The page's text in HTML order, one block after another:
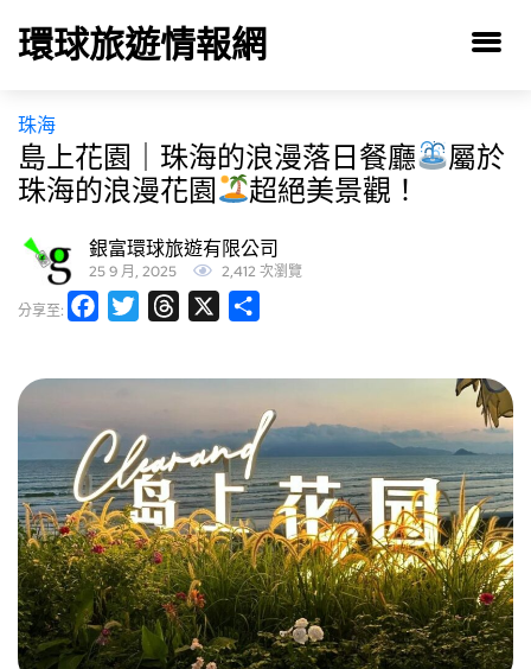
環球旅遊情報網
珠海
島上花園｜珠海的浪漫落日餐廳
屬於
珠海的浪漫花園
超絕美景觀！
銀富環球旅遊有限公司
25 9 月, 2025 2,412 次瀏覽
分享至: FacebookTwitterThreads